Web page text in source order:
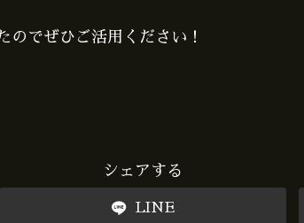
のでぜひご活用ください！
シェアする
LINE